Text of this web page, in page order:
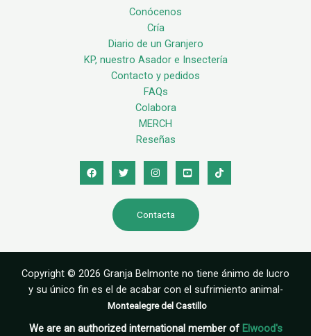
Conócenos
Cría
Diario de un Granjero
KP, nuestro Asador e Insectería
Contacto y pedidos
FAQs
Colabora
MERCH
Reseñas
Contacta
Copyright © 2026 Granja Belmonte no tiene ánimo de lucro
y su único fin es el de acabar con el sufrimiento animal-
Montealegre del Castillo
We are an authorized international member of Elwood's